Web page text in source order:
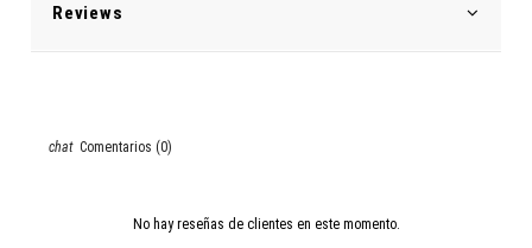
Reviews
Comentarios (0)
No hay reseñas de clientes en este momento.